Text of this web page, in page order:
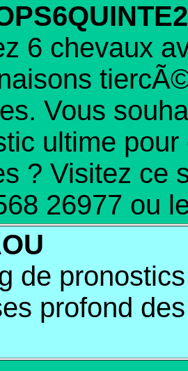
6 chevaux
Vous
ultime
? Visitez ce
26977 ou
de
profond